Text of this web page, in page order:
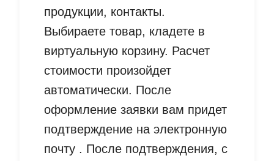
продукции, контакты.
Выбираете товар, кладете в
виртуальную корзину. Расчет
стоимости произойдет
автоматически. После
оформление заявки вам придет
подтверждение на электронную
почту . После подтверждения, с